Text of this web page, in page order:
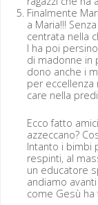
Final­mente
a Maria!!!
cen­tra­ta nel­la
I ha poi
di madonne
dono anche i
per
care nel­la
Ecco fat­to
azzec­ca­no?
Intan­to i bim­bi
respin­ti, al
un edu­ca­tore
andi­amo
come Gesù ha